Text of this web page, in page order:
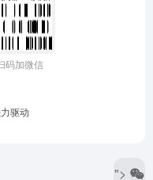
码加微信
驱动
">